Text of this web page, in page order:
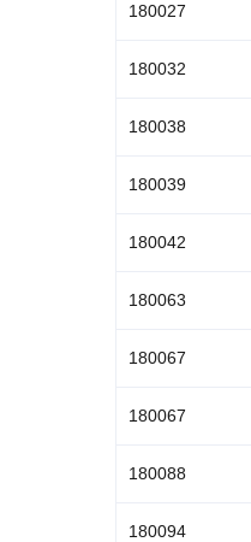
180027
180032
180038
180039
180042
180063
180067
180067
180088
180094